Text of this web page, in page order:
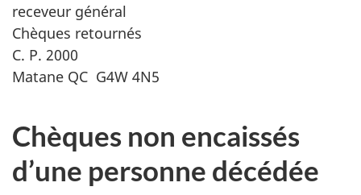
receveur général
Chèques retournés
C. P. 2000
Matane QC G4W 4N5
Chèques non encaissés
d’une personne décédée